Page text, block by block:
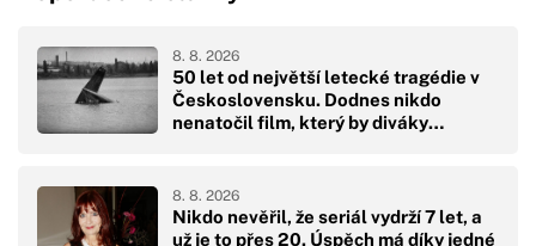
50 let od největší letecké tragédie v
Československu. Dodnes nikdo
nenatočil film, který by diváky
8. 8. 2026
Nikdo nevěřil, že seriál vydrží 7 let, a
už je to přes 20. Úspěch má díky jedné
8. 8. 2026